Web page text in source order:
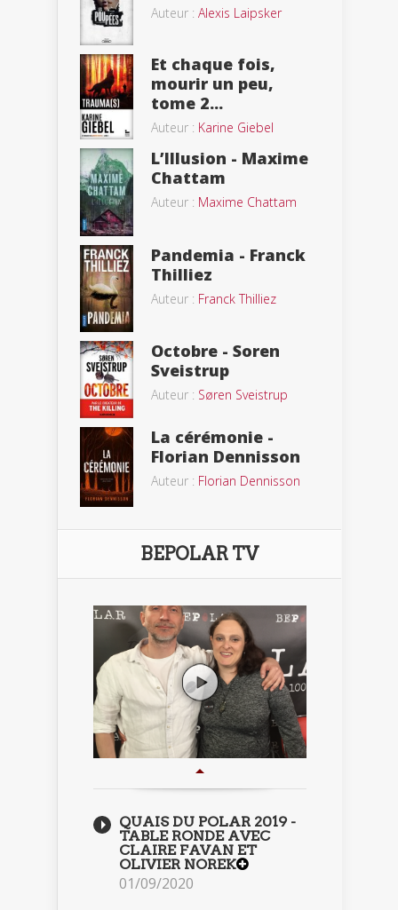
Auteur : Alexis Laipsker
Et chaque fois,
mourir un peu,
tome 2...
Auteur : Karine Giebel
L’Illusion - Maxime
Chattam
Auteur : Maxime Chattam
Pandemia - Franck
Thilliez
Auteur : Franck Thilliez
Octobre - Soren
Sveistrup
Auteur : Søren Sveistrup
La cérémonie -
Florian Dennisson
Auteur : Florian Dennisson
BEPOLAR TV
QUAIS DU POLAR 2019 -
TABLE RONDE AVEC
CLAIRE FAVAN ET
OLIVIER NOREK
01/09/2020